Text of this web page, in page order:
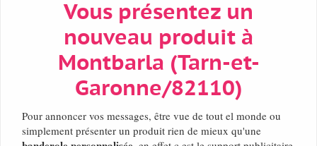
Vous présentez un
nouveau produit à
Montbarla (Tarn-et-
Garonne/82110)
Pour annoncer vos messages, être vue de tout el monde ou
simplement présenter un produit rien de mieux qu'une